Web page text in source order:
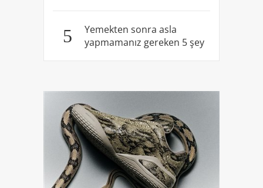
5
Yemekten sonra asla
yapmamanız gereken 5 şey